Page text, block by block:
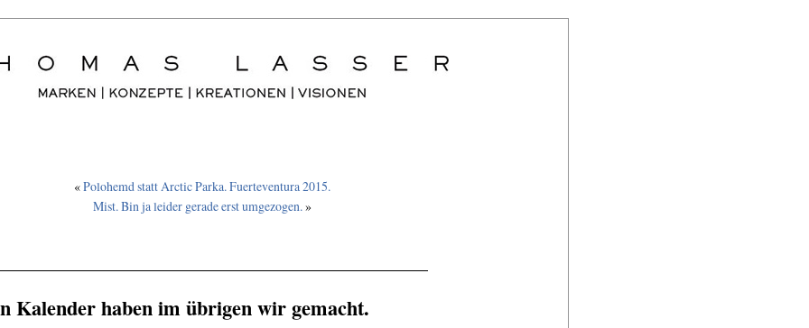
«Polohemd statt Arctic Parka. Fuerteventura 2015.
Mist. Bin ja leider gerade erst umgezogen.»
Kalender haben im übrigen wir gemacht.